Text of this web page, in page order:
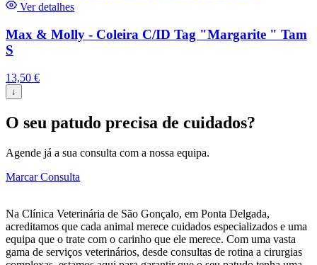
Ver detalhes
Max & Molly - Coleira C/ID Tag "Margarite " Tam
S
13,50 €
↓
O seu patudo precisa de cuidados?
Agende já a sua consulta com a nossa equipa.
Marcar Consulta
Na Clínica Veterinária de São Gonçalo, em Ponta Delgada,
acreditamos que cada animal merece cuidados especializados e uma
equipa que o trate com o carinho que ele merece. Com uma vasta
gama de serviços veterinários, desde consultas de rotina a cirurgias